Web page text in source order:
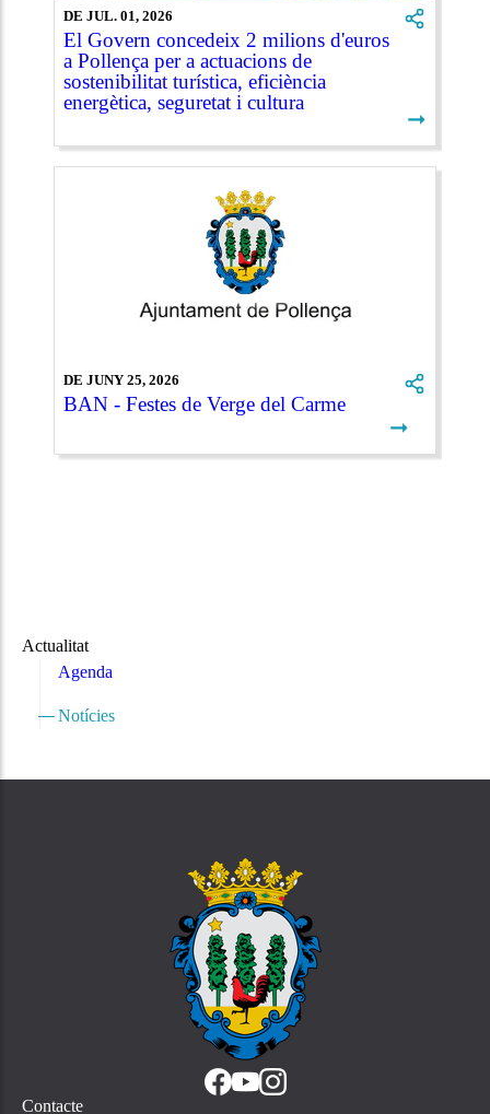
Actualitat
Agenda
Notícies
DE JUL. 01, 2026
El Govern concedeix 2 milions d'euros
a Pollença per a actuacions de
sostenibilitat turística, eficiència
energètica, seguretat i cultura
➞
DE JUNY 25, 2026
BAN - Festes de Verge del Carme
➞
Contacte